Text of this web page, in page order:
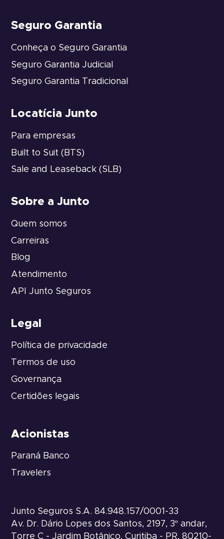
Seguro Garantia
Conheça o Seguro Garantia
Seguro Garantia Judicial
Seguro Garantia Tradicional
Locatícia Junto
Para empresas
Built to Suit (BTS)
Sale and Leaseback (SLB)
Sobre a Junto
Quem somos
Carreiras
Blog
Atendimento
API Junto Seguros
Legal
Política de privacidade
Termos de uso
Governança
Certidões legais
Acionistas
Paraná Banco
Travelers
Junto Seguros S.A. 84.948.157/0001-33
Av. Dr. Dário Lopes dos Santos, 2197, 3º andar,
Torre C - Jardim Botânico, Curitiba - PR, 80210-